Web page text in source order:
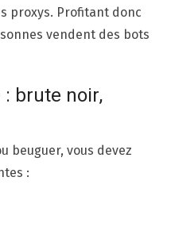
proxys. Profitant donc
vendent des bots
brute noir,
beuguer, vous devez
: